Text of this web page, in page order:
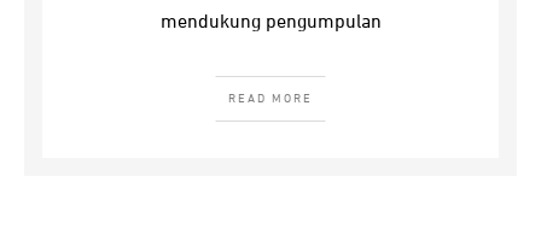
mendukung pengumpulan
READ MORE